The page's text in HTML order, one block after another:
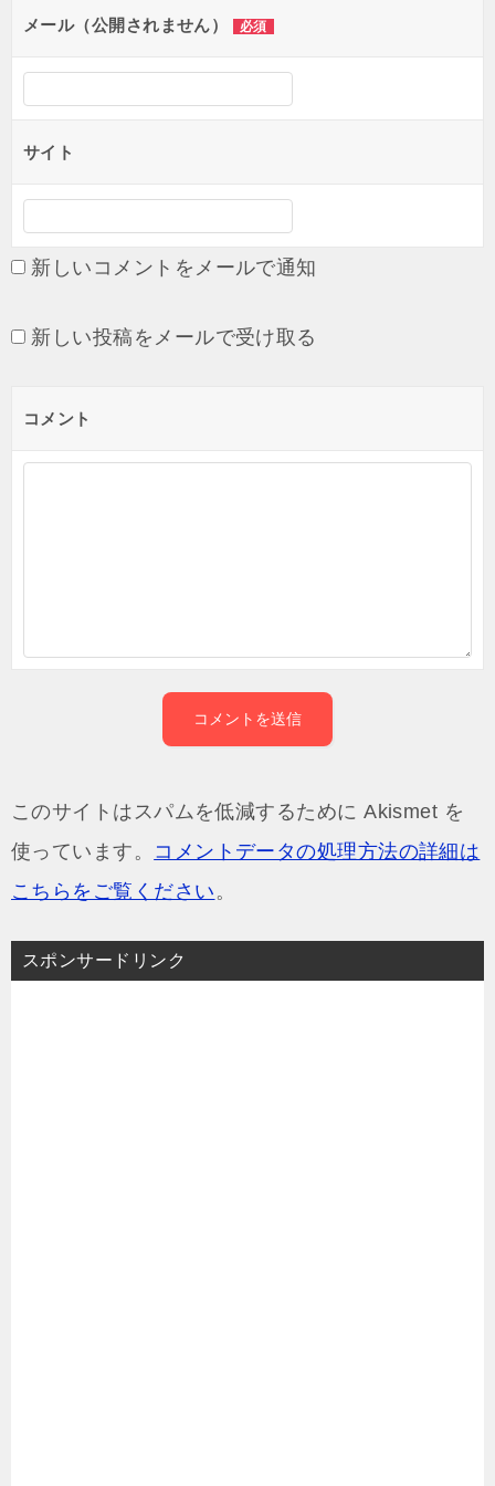
メール（公開されません） 必須
サイト
新しいコメントをメールで通知
新しい投稿をメールで受け取る
コメント
このサイトはスパムを低減するために Akismet を
使っています。 コメントデータの処理方法の詳細は
こちらをご覧ください 。
スポンサードリンク